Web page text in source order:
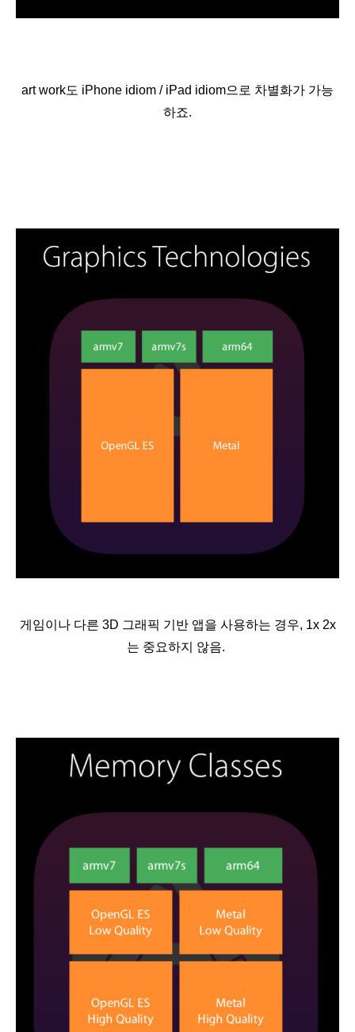
art work도 iPhone idiom / iPad idiom으로 차별화가 가능
하죠.
게임이나 다른 3D 그래픽 기반 앱을 사용하는 경우, 1x 2x
는 중요하지 않음.